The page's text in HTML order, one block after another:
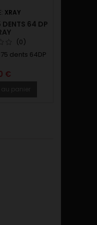
XRAY
DENTS 64 DP
(0)
dents 64DP
€